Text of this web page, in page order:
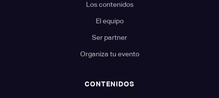
Los contenidos
El equipo
Ser partner
Organiza tu evento
CONTENIDOS